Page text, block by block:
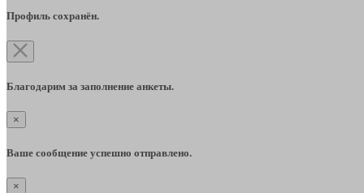
Профиль сохранён.
Благодарим за заполнение анкеты.
×
Ваше сообщение успешно отправлено.
×